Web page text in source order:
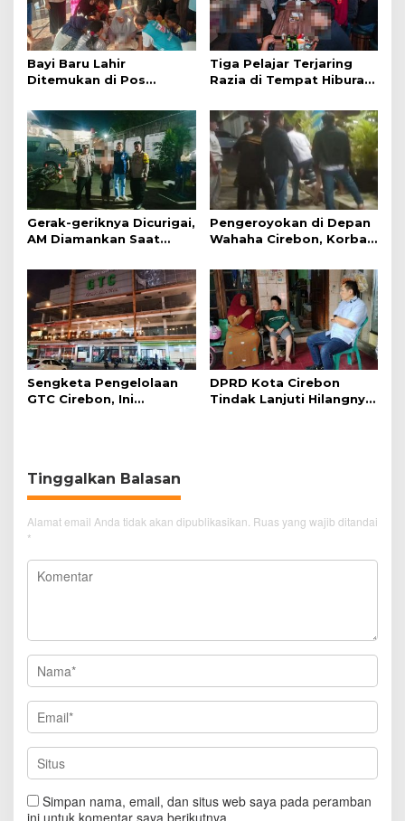
Bayi Baru Lahir
Ditemukan di Pos
Tiga Pelajar Terjaring
Razia di Tempat Hiburan
Gerak-geriknya Dicurigai,
AM Diamankan Saat
Pengeroyokan di Depan
Wahaha Cirebon, Korban
Polisi
Sengketa Pengelolaan
GTC Cirebon, Ini
DPRD Kota Cirebon
Tindak Lanjuti Hilangnya
Tinggalkan Balasan
Alamat email Anda tidak akan dipublikasikan. Ruas yang wajib ditandai
*
Simpan nama, email, dan situs web saya pada peramban
ini untuk komentar saya berikutnya.